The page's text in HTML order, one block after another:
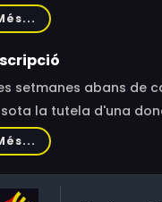
Amina Rachid,
setmanes abans de
la tutela d'una